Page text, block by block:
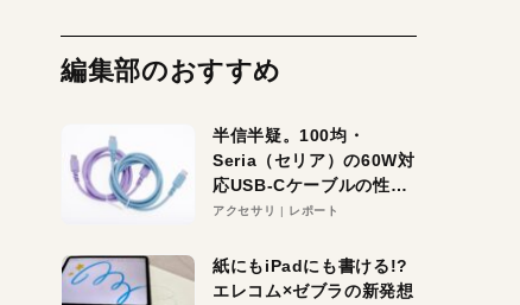
編集部のおすすめ
半信半疑。100均・
Seria（セリア）の60W対
応USB-Cケーブルの性能
を検証。超コスパの1本を
アクセサリ レポート
紙にもiPadにも書ける!?
エレコム×ゼブラの新発想